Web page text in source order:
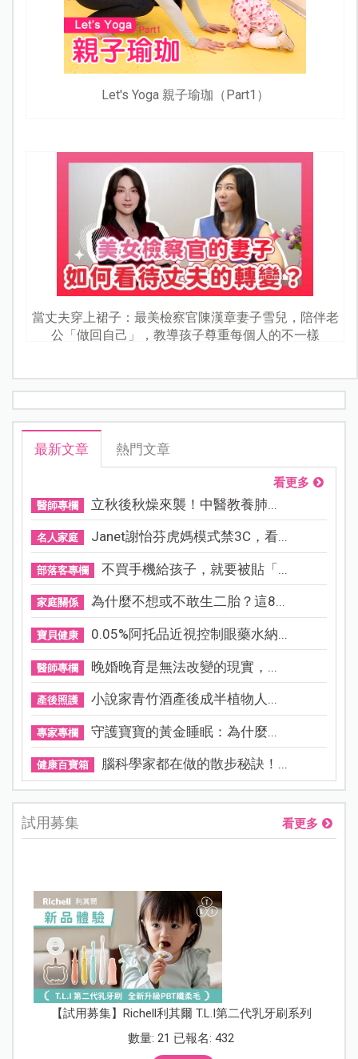
Let's Yoga 親子瑜珈（Part1）
當丈夫穿上裙子：最美檢察官陳漢章妻子雪兒，陪伴老
公「做回自己」，教導孩子尊重每個人的不一樣
最新文章 熱門文章
看更多
醫師專欄 立秋後秋燥來襲！中醫教養肺...
名人家庭 Janet謝怡芬虎媽模式禁3C，看...
部落客專欄 不買手機給孩子，就要被貼「...
家庭關係 為什麼不想或不敢生二胎？這8...
寶貝健康 0.05%阿托品近視控制眼藥水納...
醫師專欄 晚婚晚育是無法改變的現實，...
產後照護 小說家青竹酒產後成半植物人...
專家專欄 守護寶寶的黃金睡眠：為什麼...
健康百寶箱 腦科學家都在做的散步秘訣！...
試用募集 看更多
【試用募集】Richell利其爾 T.L.I第二代乳牙刷系列
數量: 21 已報名: 432